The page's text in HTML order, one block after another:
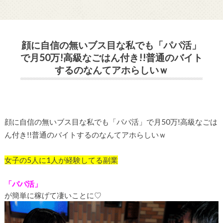
顔に自信の無いブス目な私でも「パパ活」
で月50万!高級なごはん付き!!普通のバイト
するのなんてアホらしいｗ
顔に自信の無いブス目な私でも「パパ活」で月50万!高級なごは
ん付き!!普通のバイトするのなんてアホらしいｗ
女子の5 人に1 人が経験してる副業
「パパ活」
が簡単に稼げて凄いことに♡